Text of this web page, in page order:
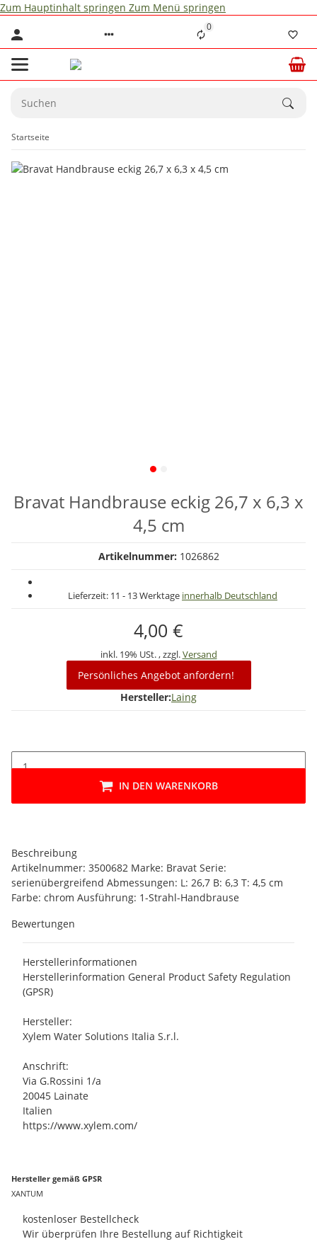
Zum Hauptinhalt springen Zum Menü springen
0
Startseite
Bravat Handbrause eckig 26,7 x 6,3 x
4,5 cm
Artikelnummer: 1026862
Lieferzeit: 11 - 13 Werktage innerhalb Deutschland
4,00 €
inkl. 19% USt. , zzgl.Versand
Persönliches Angebot anfordern!
Hersteller:Laing
IN DEN WARENKORB
Beschreibung
Artikelnummer: 3500682 Marke: Bravat Serie:
serienübergreifend Abmessungen: L: 26,7 B: 6,3 T: 4,5 cm
Farbe: chrom Ausführung: 1-Strahl-Handbrause
Bewertungen
Herstellerinformationen
Herstellerinformation General Product Safety Regulation
(GPSR)
Hersteller:
Xylem Water Solutions Italia S.r.l.
Anschrift:
Via G.Rossini 1/a
20045 Lainate
Italien
https://www.xylem.com/
Hersteller gemäß GPSR
XANTUM
kostenloser Bestellcheck
Wir überprüfen Ihre Bestellung auf Richtigkeit